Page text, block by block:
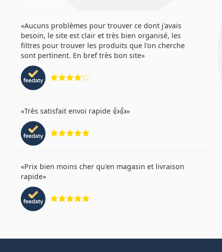
Aucuns problèmes pour trouver ce dont j'avais
besoin, le site est clair et très bien organisé, les
filtres pour trouver les produits que l'on cherche
sont pertinent. En bref très bon site
Très satisfait envoi rapide 👍👍
Prix bien moins cher qu'en magasin et livraison
rapide